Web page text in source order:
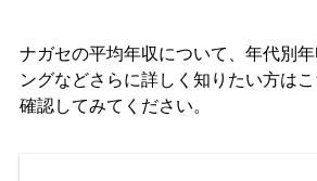
ナガセの平均年収について、年代別
ングなどさらに詳しく知りたい方は
確認してみてください。